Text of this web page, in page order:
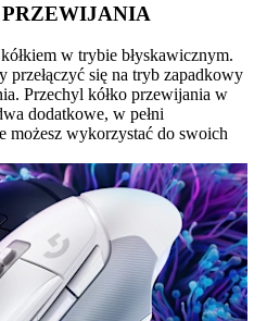
w trybie błyskawicznym.
się na tryb zapadkowy
Przechyl kółko przewijania w
dodatkowe, w pełni
możesz wykorzystać do swoich